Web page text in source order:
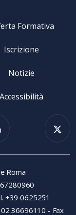
Formativa
Iscrizione
Notizie
Accessibilità
Roma
+39 0625251
02 36696110 - Fax